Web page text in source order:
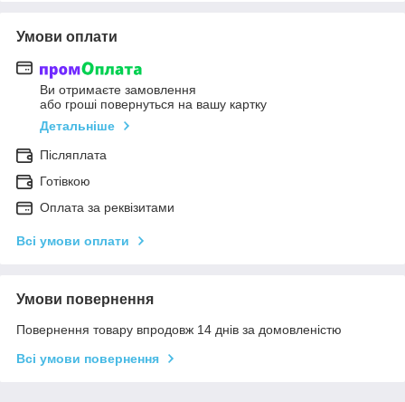
Умови оплати
Ви отримаєте замовлення
або гроші повернуться на вашу картку
Детальніше
Післяплата
Готівкою
Оплата за реквізитами
Всі умови оплати
Умови повернення
Повернення товару впродовж 14 днів за домовленістю
Всі умови повернення